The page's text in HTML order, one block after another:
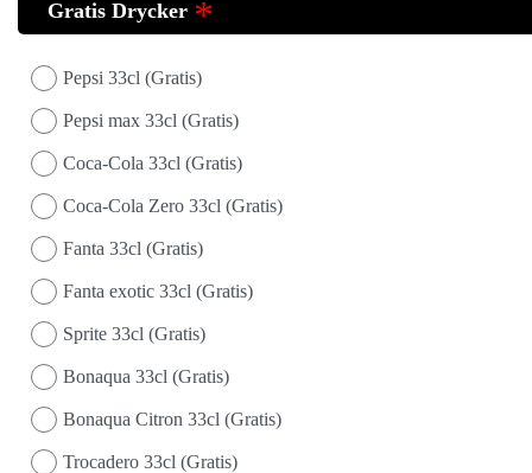
Gratis Drycker
Pepsi 33cl (Gratis)
Pepsi max 33cl (Gratis)
Coca-Cola 33cl (Gratis)
Coca-Cola Zero 33cl (Gratis)
Fanta 33cl (Gratis)
Fanta exotic 33cl (Gratis)
Sprite 33cl (Gratis)
Bonaqua 33cl (Gratis)
Bonaqua Citron 33cl (Gratis)
Trocadero 33cl (Gratis)